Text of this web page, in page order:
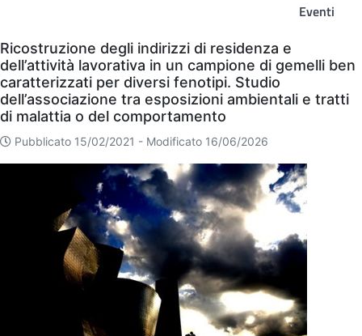
Eventi
Eventi
Ricostruzione degli indirizzi di residenza e
dell’attività lavorativa in un campione di gemelli ben
caratterizzati per diversi fenotipi. Studio
dell’associazione tra esposizioni ambientali e tratti
di malattia o del comportamento
Pubblicato 15/02/2021 - Modificato 16/06/2026